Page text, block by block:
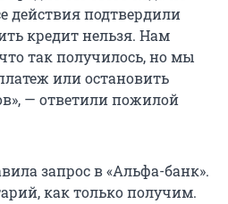
действия подтвердили
кредит нельзя. Нам
так получилось, но мы
или остановить
— ответили пожилой
запрос в «Альфа-банк».
как только получим.